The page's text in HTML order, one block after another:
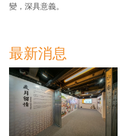
變，深具意義。
最新消息